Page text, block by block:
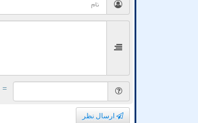
= ۴ بعلاوه ۵
ارسال نظر